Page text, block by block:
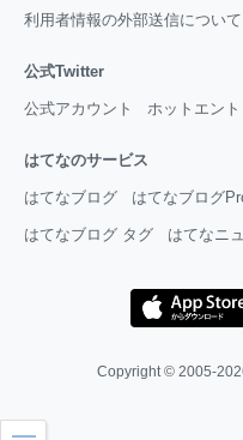
利用者情報の外部送信について
公式Twitter
公式アカウント ホットエン
はてなのサービス
はてなブログ はてなブログ
はてなブログ タグ はてなニ
Copyright © 2005-